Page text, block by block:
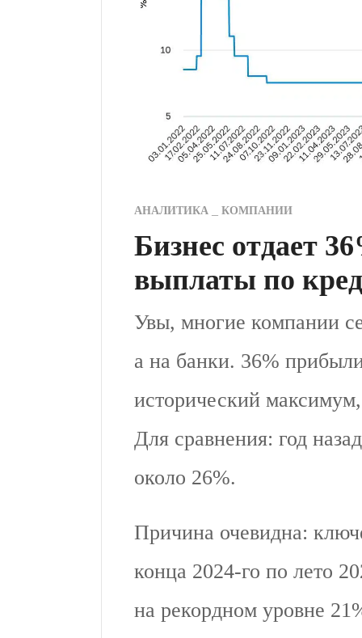
АНАЛИТИКА КОМПАНИИ
Бизнес отдает
выплаты по
Увы, многие компании
а на банки. 36%
исторический
Для сравнения: год
около 26%.
Причина очевидна:
конца 2024-го по лето
на рекордном уровне